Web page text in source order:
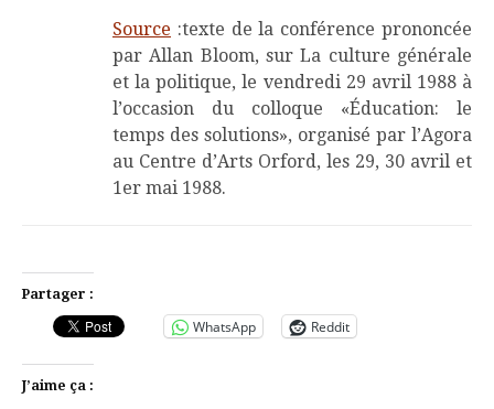
Source :texte de la conférence prononcée
par Allan Bloom, sur La culture générale
et la politique, le vendredi 29 avril 1988 à
l’occasion du colloque «Éducation: le
temps des solutions», organisé par l’Agora
au Centre d’Arts Orford, les 29, 30 avril et
1er mai 1988.
Partager :
WhatsApp Reddit
J’aime ça :